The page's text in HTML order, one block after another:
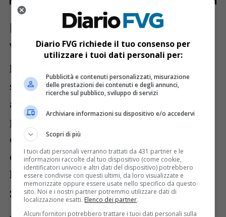
Extreme: una carriera tra hard rock e
virtuosismo
Nati nel
sono imposti sulla scena musicale grazie
alla combinazione di
progressive
. La band è guidata dal
carismatico frontman Gary Cherone
dalvirtuoso della chitarra Nuno
Bettencourt, il cui stile ha influenzato
generazioni di musicisti.
Diario FVG richiede il tuo consenso per
utilizzare i tuoi dati personali per:
Pubblicità e contenuti personalizzati, misurazione
delle prestazioni dei contenuti e degli annunci,
ricerche sul pubblico, sviluppo di servizi
Archiviare informazioni su dispositivo e/o accedervi
Scopri di più
I tuoi dati personali verranno trattati da 431 partner e le
informazioni raccolte dal tuo dispositivo (come cookie,
identificatori univoci e altri dati del dispositivo) potrebbero
essere condivise con questi ultimi, da loro visualizzate e
memorizzate oppure essere usate nello specifico da questo
sito. Noi e i nostri partner potremmo utilizzare dati di
localizzazione esatti. Elenco dei partner.
Alcuni fornitori potrebbero trattare i tuoi dati personali sulla